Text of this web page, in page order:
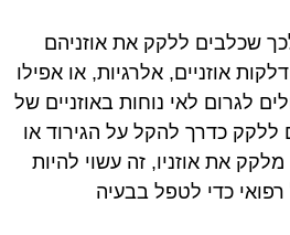
שכלבים ללקק את אוזניהם
אוזניים, אלרגיות, או אפילו
לגרום לאי נוחות באוזניים של
כדרך להקל על הגירוד או
את אוזניו, זה עשוי להיות
רפואי כדי לטפל בבעיה